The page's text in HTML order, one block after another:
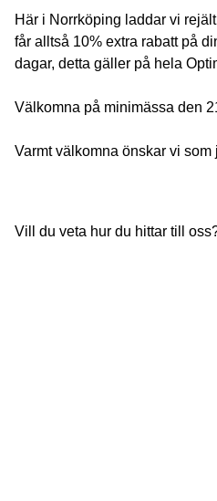
Här i Norrköping laddar vi
får alltså 10% extra rabatt på
dagar, detta gäller på hela
Välkomna på minimässa den
Varmt välkomna önskar vi
Vill du veta hur du hittar till